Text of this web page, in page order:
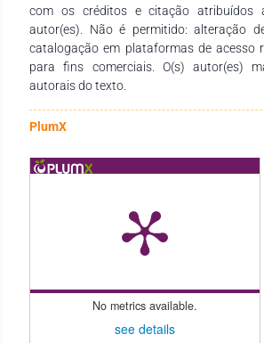
com os créditos e citação atribuídos
autor(es). Não é permitido: alteração
catalogação em plataformas de acesso
para fins comerciais. O(s) autor(es)
autorais do texto.
PlumX
No metrics available.
see details